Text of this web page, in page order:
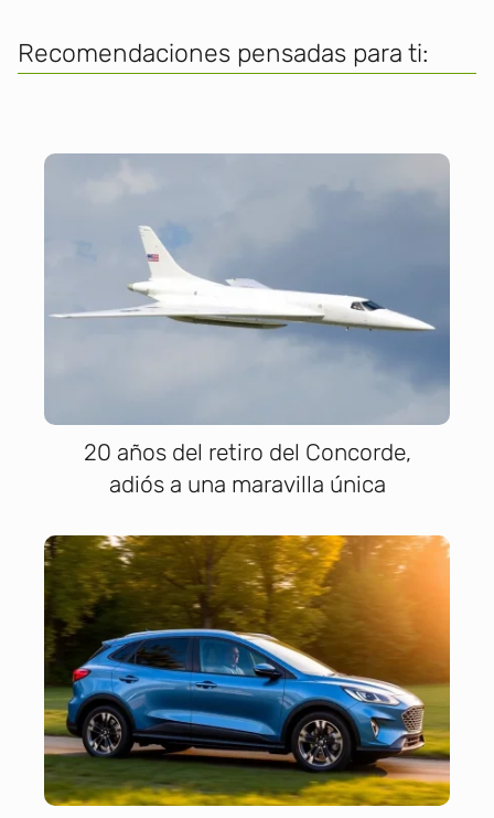
Recomendaciones pensadas para ti:
20 años del retiro del Concorde,
adiós a una maravilla única